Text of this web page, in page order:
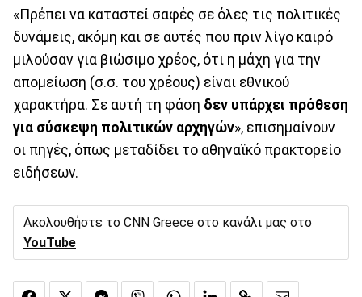
«Πρέπει να καταστεί σαφές σε όλες τις πολιτικές
δυνάμεις, ακόμη και σε αυτές που πριν λίγο καιρό
μιλούσαν για βιώσιμο χρέος, ότι η μάχη για την
απομείωση (σ.σ. του χρέους) είναι εθνικού
χαρακτήρα. Σε αυτή τη φάση δεν υπάρχει πρόθεση
για σύσκεψη πολιτικών αρχηγών», επισημαίνουν
οι πηγές, όπως μεταδίδει το αθηναϊκό πρακτορείο
ειδήσεων.
Ακολουθήστε το CNN Greece στο κανάλι μας στο
YouTube